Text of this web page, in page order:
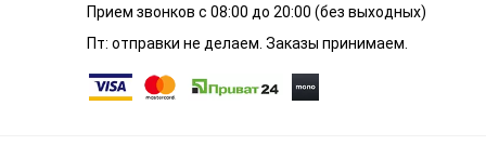
Прием звонков с 08:00 до 20:00 (без выходных)
Пт: отправки не делаем. Заказы принимаем.